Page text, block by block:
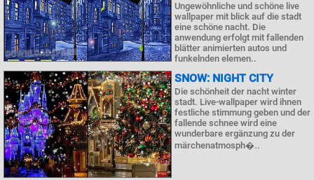
Ungewöhnliche und schöne live
wallpaper mit blick auf die stadt
eine schöne nacht. Die
anwendung erfolgt mit fallenden
blätter animierten autos und
funkelnden elemen..
SNOW: NIGHT CITY
Die schönheit der nacht winter
stadt. Live-wallpaper wird ihnen
festliche stimmung geben und der
fallende schnee wird eine
wunderbare ergänzung zu der
märchenatmosph�..